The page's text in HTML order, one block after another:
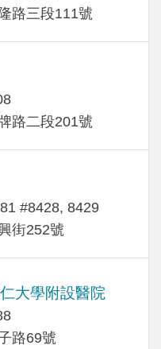
路三段111號
路二段201號
#8428, 8429
街252號
大學附設醫院
路69號